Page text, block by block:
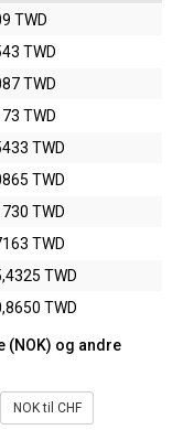
TWD
TWD
TWD
TWD
TWD
TWD
TWD
TWD
TWD
TWD
(NOK) og andre
NOK til CHF